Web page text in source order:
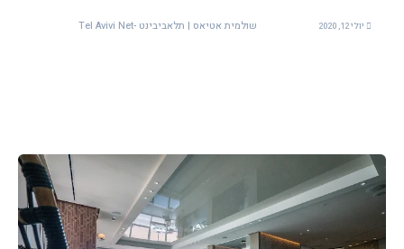
יולי 12, 2020 שולמית אטיאס | תלאביבינט -Tel Avivi Net